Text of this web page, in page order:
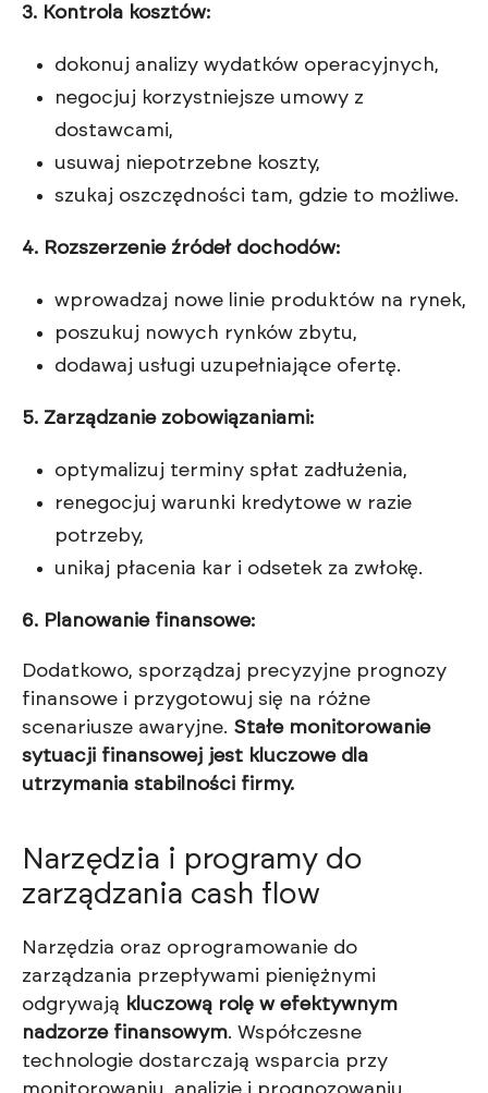
3. Kontrola kosztów:
dokonuj analizy wydatków operacyjnych,
negocjuj korzystniejsze umowy z
dostawcami,
usuwaj niepotrzebne koszty,
szukaj oszczędności tam, gdzie to możliwe.
4. Rozszerzenie źródeł dochodów:
wprowadzaj nowe linie produktów na rynek,
poszukuj nowych rynków zbytu,
dodawaj usługi uzupełniające ofertę.
5. Zarządzanie zobowiązaniami:
optymalizuj terminy spłat zadłużenia,
renegocjuj warunki kredytowe w razie
potrzeby,
unikaj płacenia kar i odsetek za zwłokę.
6. Planowanie finansowe:
Dodatkowo, sporządzaj precyzyjne prognozy
finansowe i przygotowuj się na różne
scenariusze awaryjne. Stałe monitorowanie
sytuacji finansowej jest kluczowe dla
utrzymania stabilności firmy.
Narzędzia i programy do
zarządzania cash flow
Narzędzia oraz oprogramowanie do
zarządzania przepływami pieniężnymi
odgrywają kluczową rolę w efektywnym
nadzorze finansowym. Współczesne
technologie dostarczają wsparcia przy